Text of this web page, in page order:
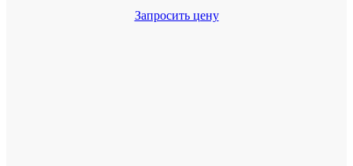
Запросить цену